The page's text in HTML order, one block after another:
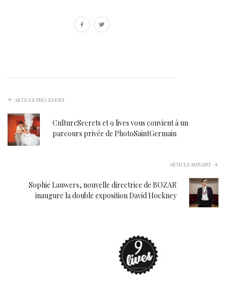
ARTICLE PRÉCÉDENT
CultureSecrets et 9 lives vous convient à un
parcours privée de PhotoSaintGermain
ARTICLE SUIVANT
Sophie Lauwers, nouvelle directrice de BOZAR
inaugure la double exposition David Hockney